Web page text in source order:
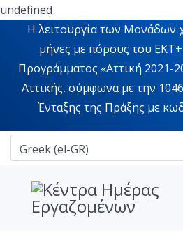
undefined
Η λειτουργία των Μονάδων
μήνες με πόρους του
Προγράμματος «Αττική 2021-
Αττικής, σύμφωνα με την
Ένταξης της Πράξης με